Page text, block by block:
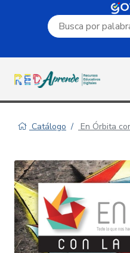
Campo de
Catálogo En Órbita